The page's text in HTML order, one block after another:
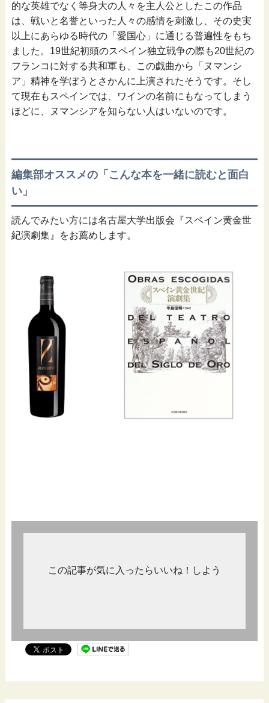
的な英雄でなく等身大の人々を主人公としたこの作品
は、戦いと名誉といった人々の感情を刺激し、その史実
以上にあらゆる時代の「愛国心」に通じる普遍性をもち
ました。 19世紀初頭のスペイン独立戦争の際も20世紀の
フランコに対する共和軍も、この戯曲から「ヌマンシ
ア」精神を学ぼうとさかんに上演されたそうです。そし
て現在もスペインでは、ワインの名前にもなってしまう
ほどに、ヌマンシアを知らない人はいないのです。
編集部オススメの「こんな本を一緒に読むと面白
い」
読んでみたい方には名古屋大学出版会『スペイン黄金世
紀演劇集』をお薦めします。
この記事が気に入ったらいいね！しよう